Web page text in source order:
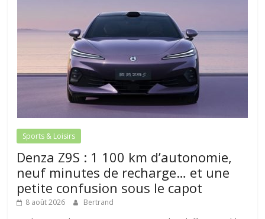
Sports & Loisirs
Denza Z9S : 1 100 km d’autonomie,
neuf minutes de recharge… et une
petite confusion sous le capot
8 août 2026 Bertrand